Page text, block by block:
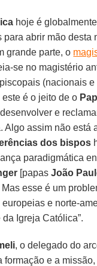
hoje é
para abrir mão desta
grande parte, o
se no magistério
(nacionais e
este é o jeito de o
e
Algo assim não está
dos bispos
paradigmática
[papasJoão
Mas esse é um
e norte-
Igreja Católica”.
, o delegado do
formação e a